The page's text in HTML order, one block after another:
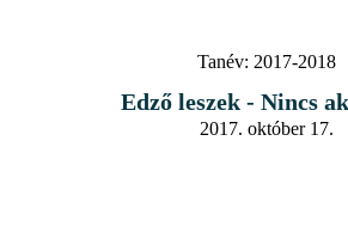
Tanév: 2017-2018
Edző leszek - Nincs
2017. október 17.